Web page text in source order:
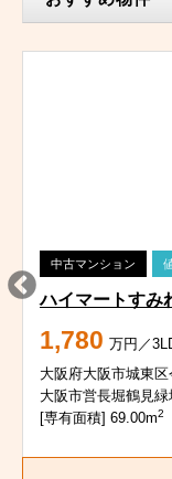
中古マンション
ハイマートすみ
1,780 万円／
大阪府大阪市城東
大阪市営長堀鶴見
[専有面積] 69.00m2